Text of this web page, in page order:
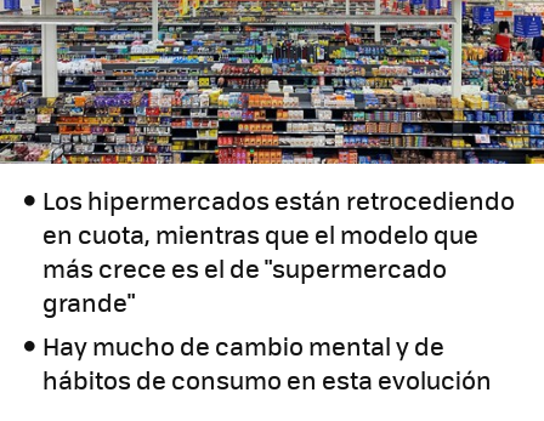
Los hipermercados están retrocediendo
en cuota, mientras que el modelo que
más crece es el de "supermercado
grande"
Hay mucho de cambio mental y de
hábitos de consumo en esta evolución